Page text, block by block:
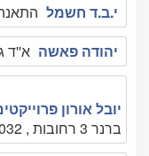
י.ב.ד חשמל התאנה 1 רחובות ,
יהודה פאשה א''ד גורדון 34
יובל אורון
ברנר 3 רחובות , 089350032